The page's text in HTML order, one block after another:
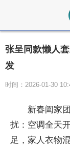
张呈同款懒人
发
时间：2026-01-30
新春阖家
扰：空调全天
足，家人衣物